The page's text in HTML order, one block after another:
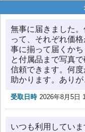
無事に届きました
って、それぞれ価
事に揃って届くか
と付属品まで写真
信頼できます。何
助かります。ありが
受取日時 2026年8月5日
いつも利用してい